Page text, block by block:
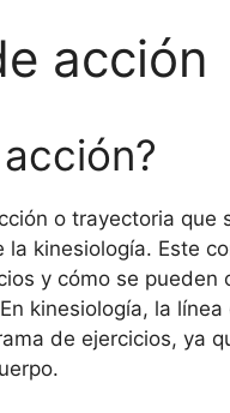
acción
o trayectoria que
kinesiología. Este
y cómo se pueden
kinesiología, la
de ejercicios, ya